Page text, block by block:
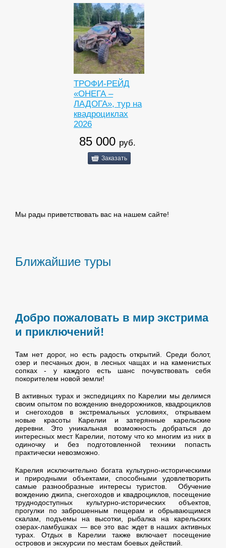
ТРОФИ-РЕЙД
«ОНЕГА –
ЛАДОГА», тур на
квадроциклах
2026
85 000 руб.
Заказать
Мы рады приветствовать вас на нашем сайте!
Ближайшие туры
Добро пожаловать в мир экстрима
и приключений!
Там нет дорог, но есть радость открытий. Среди болот,
озер и песчаных дюн, в лесных чащах и на каменистых
сопках - у каждого есть шанс почувствовать себя
покорителем новой земли!
В активных турах и экспедициях по Карелии мы делимся
своим опытом по вождению внедорожников, квадроциклов
и снегоходов в экстремальных условиях, открываем
новые красоты Карелии и затерянные карельские
деревни. Это уникальная возможность добраться до
интересных мест Карелии, потому что ко многим из них в
одиночку и без подготовленной техники попасть
практически невозможно.
Карелия исключительно богата культурно-историческими
и природными объектами, способными удовлетворить
самые разнообразные интересы туристов. Обучение
вождению джипа, снегоходов и квадроциклов, посещение
труднодоступных культурно-исторических объектов,
прогулки по заброшенным пещерам и обрывающимся
скалам, подъемы на высотки, рыбалка на карельских
озерах-ламбушках — все это вас ждет в наших активных
турах. Отдых в Карелии также включает посещение
островов и экскурсии по местам боевых действий.